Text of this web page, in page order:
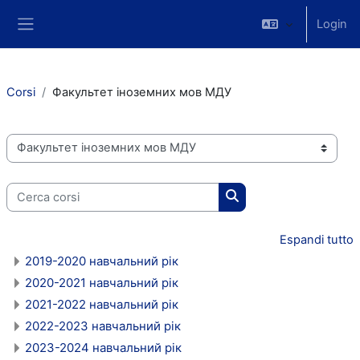
Login
Corsi Факультет іноземних мов МДУ
Categorie di corso
Cerca corsi
Cerca corsi
Espandi tutto
2019-2020 навчальний рік
2020-2021 навчальний рік
2021-2022 навчальний рік
2022-2023 навчальний рік
2023-2024 навчальний рік